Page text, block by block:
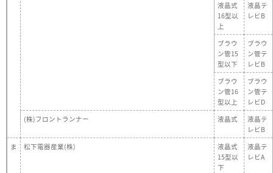
液晶式
16型以
上
液晶テ
レビB
ブラウ
ン管15
型以下
ブラウ
ン管テ
レビB
ブラウ
ン管16
型以上
ブラウ
ン管テ
レビD
(株)フロントランナー
液晶式
液晶テ
レビB
ま
松下電器産業(株)
液晶式
15型以
下
液晶テ
レビA